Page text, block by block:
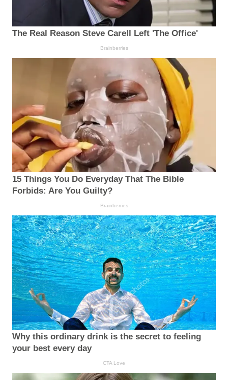
The Real Reason Steve Carell Left 'The Office'
Brainberries
15 Things You Do Everyday That The Bible
Forbids: Are You Guilty?
Brainberries
Why this ordinary drink is the secret to feeling
your best every day
CTA Love